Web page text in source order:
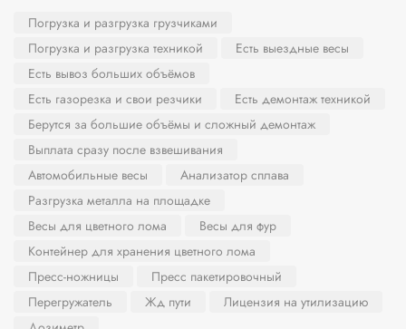
Погрузка и разгрузка грузчиками
Погрузка и разгрузка техникой
Есть выездные весы
Есть вывоз больших объёмов
Есть газорезка и свои резчики
Есть демонтаж техникой
Берутся за большие объёмы и сложный демонтаж
Выплата сразу после взвешивания
Автомобильные весы
Анализатор сплава
Разгрузка металла на площадке
Весы для цветного лома
Весы для фур
Контейнер для хранения цветного лома
Пресс-ножницы
Пресс пакетировочный
Перегружатель
Жд пути
Лицензия на утилизацию